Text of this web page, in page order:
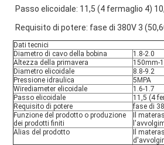
Passo elicoidale: 11,5 (4 fermaglio 4)
Requisito di potere: fase di 380V 3
Dati tecnici
Diametro di cavo della bobina
1.8-2.0
Altezza della primavera
150mm-
Diametro elicoidale
8.8-9.2
Pressione idraulica
5MPA
Wirediameter elicoidale
1.6-1.7
Passo elicoidale
11,5 (4
Requisito di potere
fase di
Funzione del prodotto o produzione
dei prodotti finiti
Il
Alias del prodotto
Il